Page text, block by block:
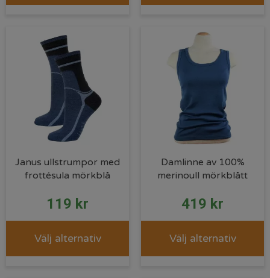
Janus ullstrumpor med
frottésula mörkblå
119 kr
Välj alternativ
Damlinne av 100%
merinoull mörkblått
419 kr
Välj alternativ